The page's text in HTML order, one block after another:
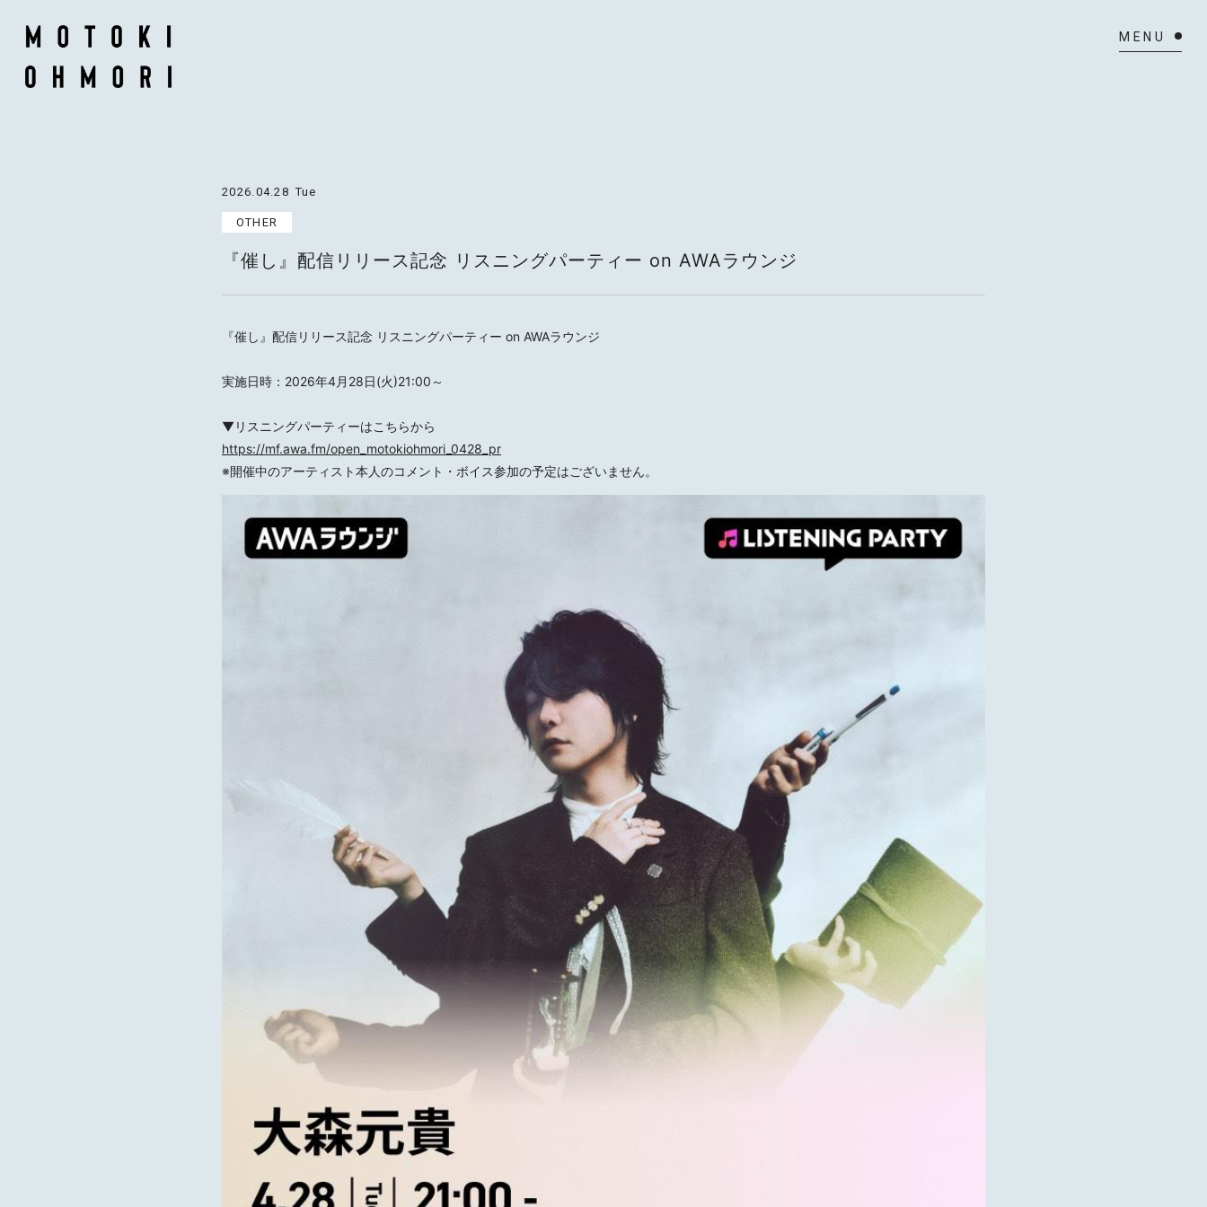
HOME
NEWS
SCHEDULE
BIOGRAPHY
VIDEO
DISCOGRAPHY
ACTOR
2026.04.28 Tue
OTHER
『催し』配信リリース記念 リスニングパーティー on AWAラウンジ
『催し』配信リリース記念 リスニングパーティー on AWAラウンジ
実施日時：2026年4月28日(火)21:00～
▼リスニングパーティーはこちらから
https://mf.awa.fm/open_motokiohmori_0428_pr
※開催中のアーティスト本人のコメント・ボイス参加の予定はございません。